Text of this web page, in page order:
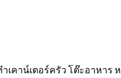
คาน์เตอร์ครัว โต๊ะอาหาร